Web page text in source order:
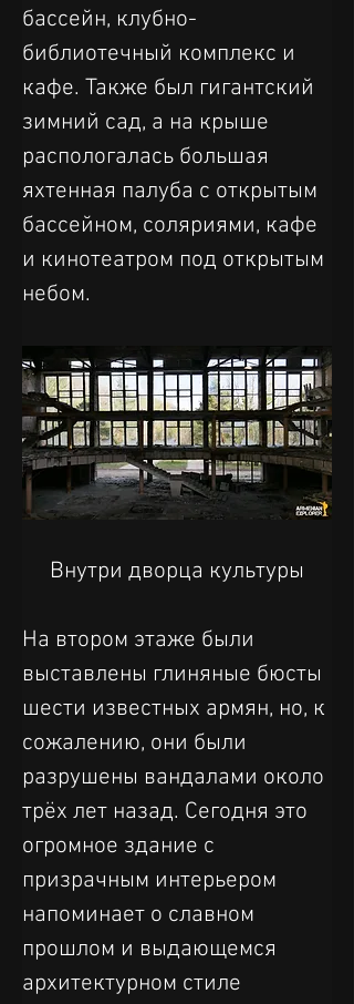
бассейн, клубно-
библиотечный комплекс и
кафе. Также был гигантский
зимний сад, а на крыше
распологалась большая
яхтенная палуба с открытым
бассейном, соляриями, кафе
и кинотеатром под открытым
небом.
Внутри дворца культуры
На втором этаже были
выставлены глиняные бюсты
шести известных армян, но, к
сожалению, они были
разрушены вандалами около
трёх лет назад. Сегодня это
огромное здание с
призрачным интерьером
напоминает о славном
прошлом и выдающемся
архитектурном стиле